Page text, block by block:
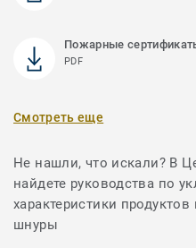
Пожарные
PDF
Смотреть еще
Не нашли, что искали? В
найдете руководства по
характеристики
шнуры